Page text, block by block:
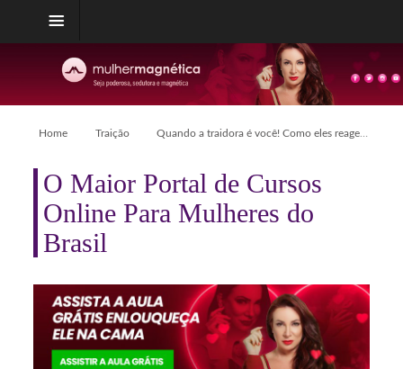
Home Traição Quando a traidora é você! Como eles reagem?
O Maior Portal de Cursos
Online Para Mulheres do
Brasil